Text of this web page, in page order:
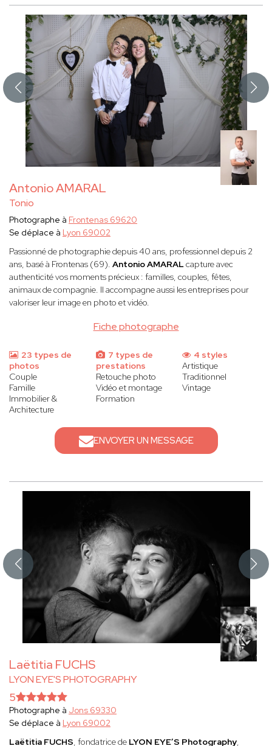
Antonio AMARAL
Tonio
Fiche photographe
Photographe à Frontenas 69620
Se déplace à Lyon 69002
Passionné de photographie depuis 40 ans, professionnel depuis 2
ans, basé à Frontenas (69). Antonio AMARALcapture avec
authenticité vos moments précieux : familles, couples, fêtes,
animaux de compagnie. Il accompagne aussi les entreprises pour
valoriser leur image en photo et vidéo.
23 types de
photos
Couple
Famille
Immobilier &
Architecture
7 types de
prestations
Retouche photo
Vidéo et montage
Formation
4 styles
Artistique
Traditionnel
Vintage
ENVOYER UN MESSAGE
Laëtitia FUCHS
LYON EYE'S PHOTOGRAPHY
5
Photographe à Jons 69330
Se déplace à Lyon 69002
Laëtitia FUCHS, fondatrice de LYON EYE’S Photography,